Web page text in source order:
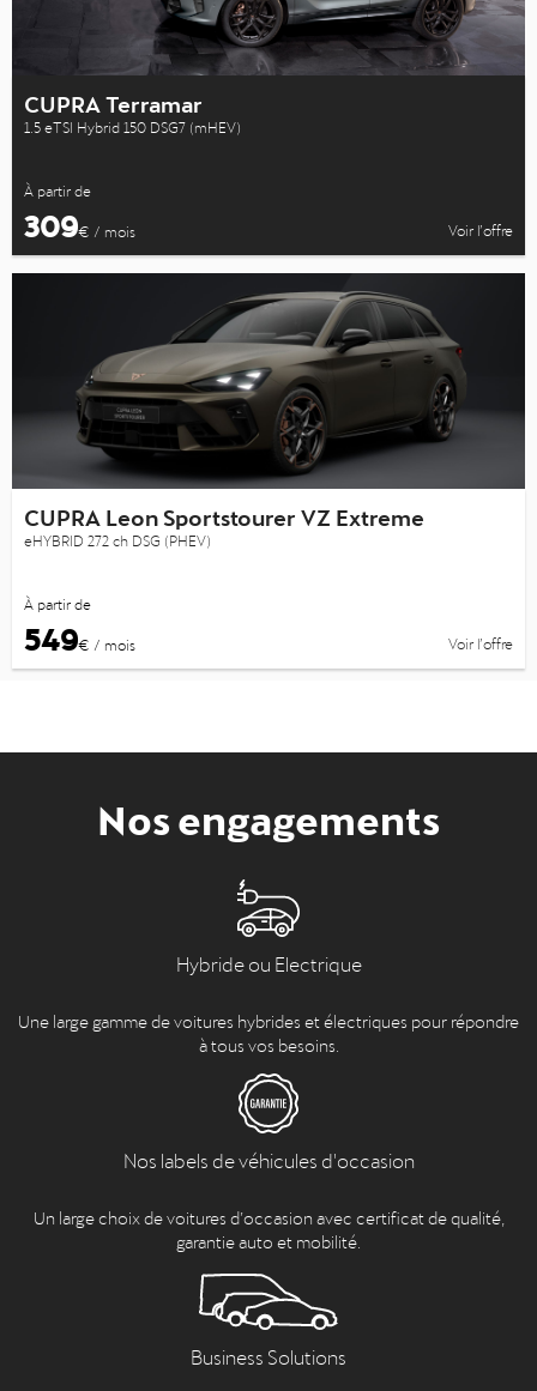
CUPRA Terramar
1.5 eTSI Hybrid 150 DSG7 (mHEV)
À partir de
309€ / mois Voir l’offre
CUPRA Leon Sportstourer VZ Extreme
eHYBRID 272 ch DSG (PHEV)
À partir de
549€ / mois Voir l’offre
Nos engagements
Hybride ou Electrique
Une large gamme de voitures hybrides et électriques pour répondre
à tous vos besoins.
Nos labels de véhicules d'occasion
Un large choix de voitures d’occasion avec certificat de qualité,
garantie auto et mobilité.
Business Solutions